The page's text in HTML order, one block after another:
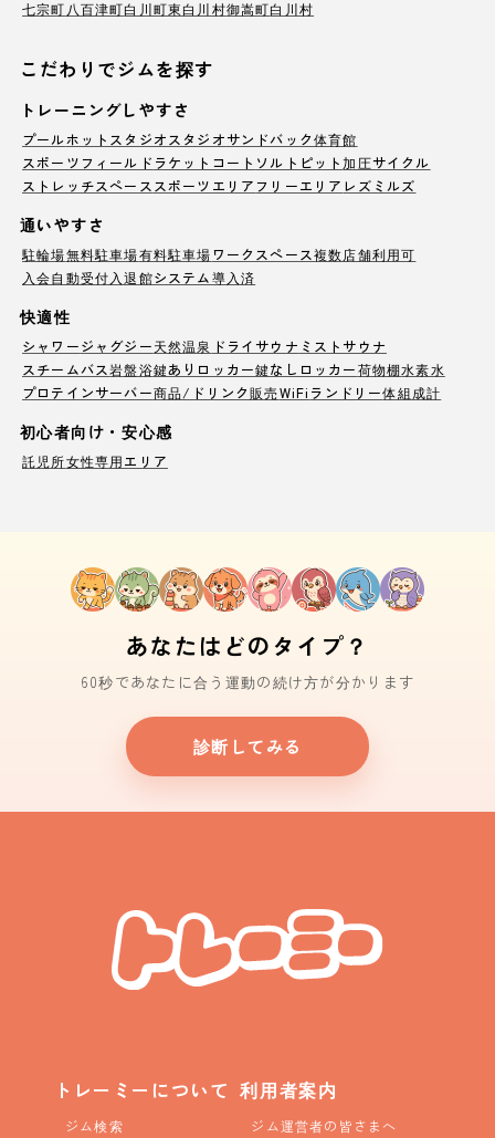
七宗町 八百津町白川町東白川村御嵩町白川村
こだわりでジムを探す
トレーニングしやすさ
プールホットスタジオ スタジオサンドバック体育館
スポーツフィールド ラケットコート ソルトピット加圧サイクル
ストレッチスペース スポーツエリア フリーエリア レズミルズ
通いやすさ
駐輪場無料駐車場有料駐車場ワークスペース複数店舗利用可
入会自動受付 入退館システム導入済
快適性
シャワージャグジー天然温泉 ドライサウナ ミストサウナ
スチームバス岩盤浴鍵ありロッカー鍵なしロッカー荷物棚水素水
プロテインサーバー商品/ドリンク販売WiFi ランドリー体組成計
初心者向け・安心感
託児所女性専用エリア
あなたはどのタイプ？
60秒であなたに合う運動の続け方が分かります
診断してみる
トレーミーについて
ジム検索
利用者案内
ジム運営者の皆さまへ